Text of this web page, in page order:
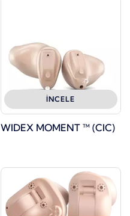
İNCELE
WIDEX MOMENT ™ (CIC)